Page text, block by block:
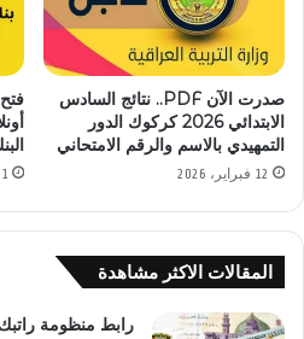
صدرت الآن PDF.. نتائج السادس
الابتدائي 2026 كركوك الدور
التمهيدي بالاسم والرقم الامتحاني
12 فبراير، 2026 1 فبراير، 2026
المقالات الاكثر مشاهدة